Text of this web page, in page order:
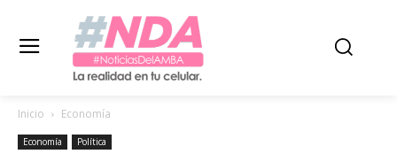
Inicio Economía
Economía Política